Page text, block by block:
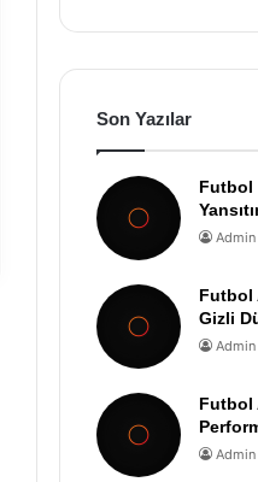
Son Yazılar
Futbol
Admin
Futbol
Gizli
Admin
Futbol
Admin